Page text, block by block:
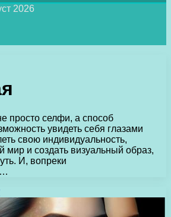
2026
просто селфи, а способ
увидеть себя глазами
свою индивидуальность,
мир и создать визуальный образ,
И, вопреки